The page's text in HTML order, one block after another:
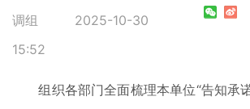
调组
2025-10-30
15:52
组织各部门全面梳理本单位“告知承